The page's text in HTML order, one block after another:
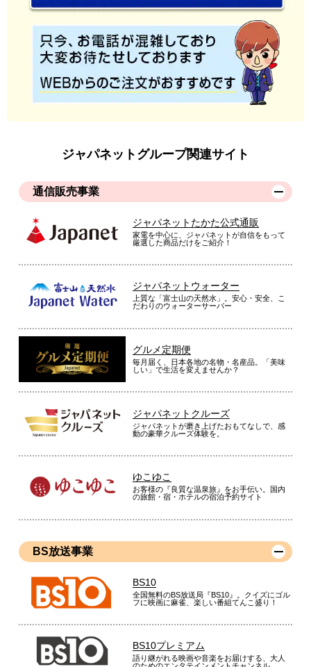
ジャパネットグループ関連サイト
通信販売事業
ジャパネットたかた公式通販
家電を中心に、ジャパネットが自信をもって
厳選した商品だけをご紹介！
ジャパネットウォーター
上質な「富士山の天然水」。安心・安全、こ
だわりのウォーターサーバー
グルメ定期便
毎月届く、日本各地の名物・名産品。「美味
しい」で生活を変えませんか？
ジャパネットクルーズ
ジャパネットが磨き上げたおもてなしで、感
動の豪華クルーズ体験を。
ゆこゆこ
お客様の『良質な温泉旅』をお手伝い。国内
の旅館・宿・ホテルの宿泊予約サイト
BS放送事業
BS10
全国無料のBS放送局『BS10』。クイズにゴル
フに映画に麻雀、楽しい番組てんこ盛り！
BS10プレミアム
語り継がれる映画や音楽をお届けする、大人